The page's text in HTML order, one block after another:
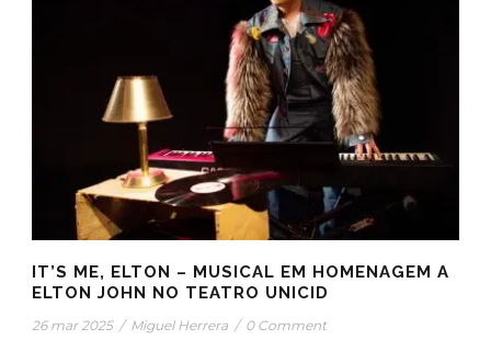
IT’S ME, ELTON – MUSICAL EM HOMENAGEM A
ELTON JOHN NO TEATRO UNICID
26 mar 2025 / Miguel Herrera / 0 Comment